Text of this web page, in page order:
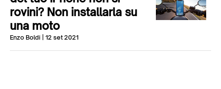
rovini? Non installarla su
una moto
Enzo Boldi | 12 set 2021